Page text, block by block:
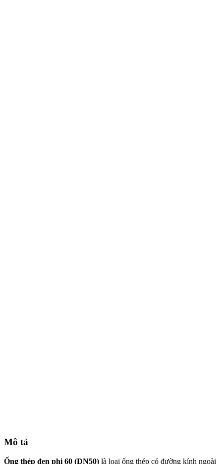
Mô tả
Ống thép đen phi 60 (DN50) là loại ống thép có đường kính ngoài